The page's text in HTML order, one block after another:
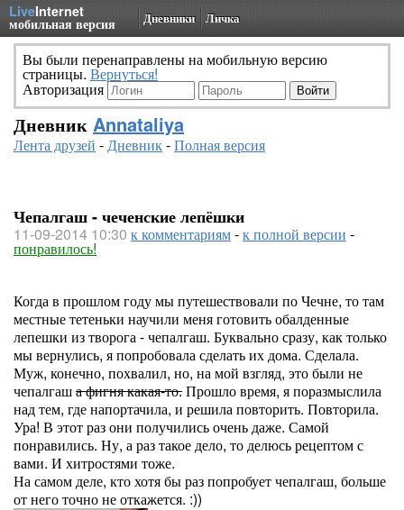
LiveInternet
мобильная версия Дневники Личка
Вы были перенаправлены на мобильную версию
страницы. Вернуться!
Авторизация
Дневник Annataliya
Лента друзей -Дневник-Полная версия
Чепалгаш - чеченские лепёшки
11-09-2014 10:30 к комментариям-к полной версии -
понравилось!
Когда в прошлом году мы путешествовали по Чечне, то там
местные тетеньки научили меня готовить обалденные
лепешки из творога - чепалгаш. Буквально сразу, как только
мы вернулись, я попробовала сделать их дома. Сделала.
Муж, конечно, похвалил, но, на мой взгляд, это были не
чепалгаша фигня какая-то.Прошло время, я поразмыслила
над тем, где напортачила, и решила повторить. Повторила.
Ура! В этот раз они получились очень даже. Самой
понравились. Ну, а раз такое дело, то делюсь рецептом с
вами. И хитростями тоже.
На самом деле, кто хотя бы раз попробует чепалгаш, больше
от него точно не откажется. :))